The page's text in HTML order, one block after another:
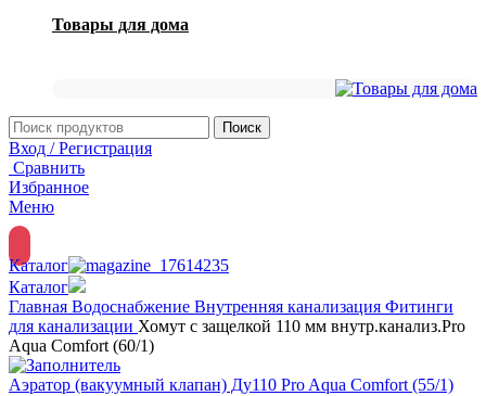
Товары для дома
Поиск
Вход / Регистрация
Сравнить
Избранное
Меню
Каталог
Каталог
Главная Водоснабжение Внутренняя канализация Фитинги
для канализации Хомут c защелкой 110 мм внутр.канализ.Pro
Aqua Comfort (60/1)
Аэратор (вакуумный клапан) Ду110 Pro Aqua Comfort (55/1)